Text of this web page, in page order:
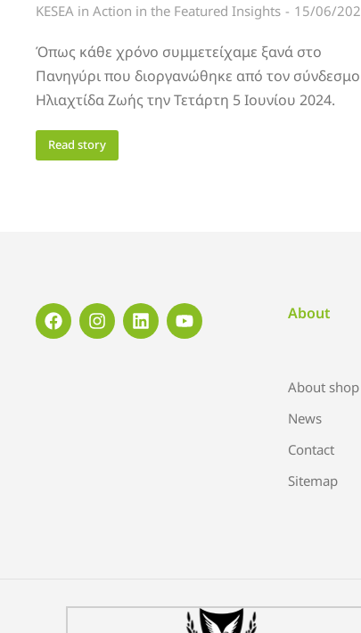
KESEA in Action in the Featured Insights 15/06/
Όπως κάθε χρόνο συμμετείχαμε ξανά στο
Πανηγύρι που διοργανώθηκε από τον σύνδεσμο
Ηλιαχτίδα Ζωής την Τετάρτη 5 Ιουνίου 2024.
Read story
About
About shop
News
Contact
Sitemap